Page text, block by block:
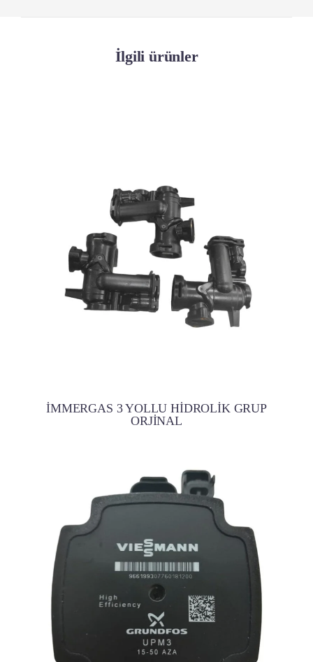
İlgili ürünler
İMMERGAS 3 YOLLU HİDROLİK GRUP
ORJİNAL